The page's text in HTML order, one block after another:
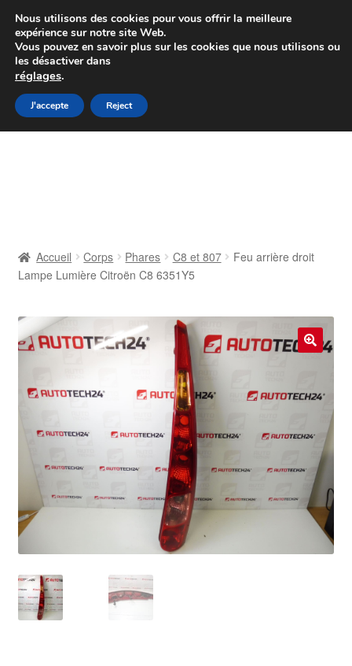
Colissimo livraison à partir de 7 EUR
Du lundi au vendredi de 9 h à 16 h
Aller
à
Aller
au
Contact
Livraison
Mon compte
Panier
Plainte
Politique de confidentialité
Procédure de Réclamation
Accueil Corps Phares C8 et 807
Feu arrière droit
Lampe Lumière Citroën C8 6351Y5
Nous utilisons des cookies pour vous offrir la meilleure
expérience sur notre site Web.
Vous pouvez en savoir plus sur les cookies que nous utilisons ou
les désactiver dans
réglages.
J'accepte Reject